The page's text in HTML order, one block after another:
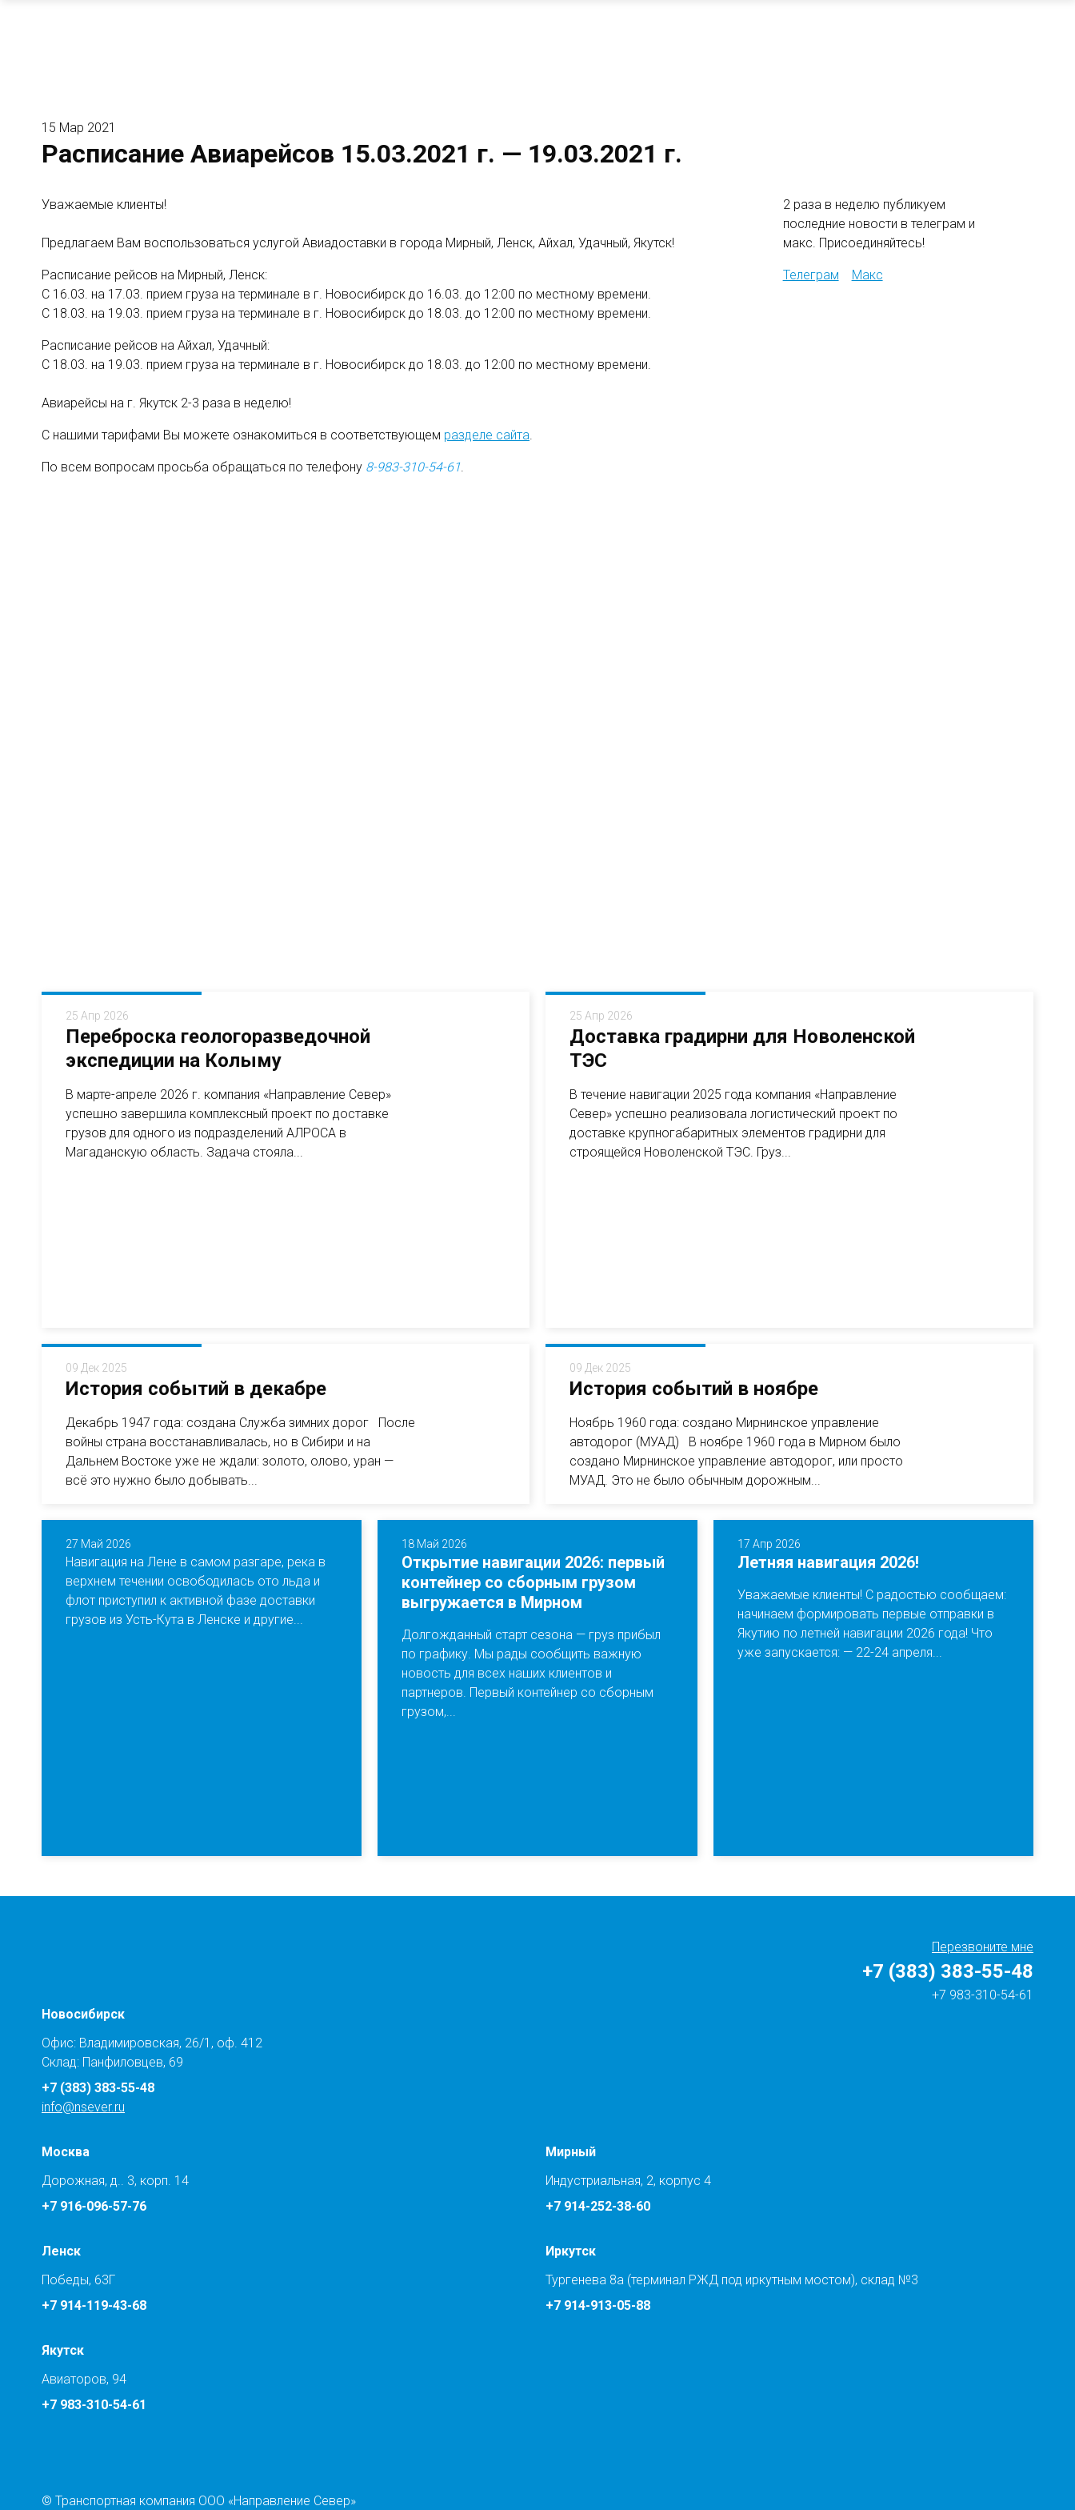
15 Мар 2021
Расписание Авиарейсов 15.03.2021 г. — 19.03.2021 г.
Уважаемые клиенты!
Предлагаем Вам воспользоваться услугой Авиадоставки в города Мирный, Ленск, Айхал, Удачный, Якутск!
Расписание рейсов на Мирный, Ленск:
С 16.03. на 17.03. прием груза на терминале в г. Новосибирск до 16.03. до 12:00 по местному времени.
С 18.03. на 19.03. прием груза на терминале в г. Новосибирск до 18.03. до 12:00 по местному времени.
Расписание рейсов на Айхал, Удачный:
С 18.03. на 19.03. прием груза на терминале в г. Новосибирск до 18.03. до 12:00 по местному времени.
Авиарейсы на г. Якутск 2-3 раза в неделю!
С нашими тарифами Вы можете ознакомиться в соответствующем разделе сайта.
По всем вопросам просьба обращаться по телефону 8-983-310-54-61.
2 раза в неделю публикуем
последние новости в телеграм и
макс. Присоединяйтесь!
Телеграм Макс
25 Апр 2026
Переброска геологоразведочной
экспедиции на Колыму
В марте-апреле 2026 г. компания «Направление Север»
успешно завершила комплексный проект по доставке
грузов для одного из подразделений АЛРОСА в
Магаданскую область. Задача стояла...
25 Апр 2026
Доставка градирни для Новоленской
ТЭС
В течение навигации 2025 года компания «Направление
Север» успешно реализовала логистический проект по
доставке крупногабаритных элементов градирни для
строящейся Новоленской ТЭС. Груз...
09 Дек 2025
История событий в декабре
Декабрь 1947 года: создана Служба зимних дорог После
войны страна восстанавливалась, но в Сибири и на
Дальнем Востоке уже не ждали: золото, олово, уран —
всё это нужно было добывать...
09 Дек 2025
История событий в ноябре
Ноябрь 1960 года: создано Мирнинское управление
автодорог (МУАД) В ноябре 1960 года в Мирном было
создано Мирнинское управление автодорог, или просто
МУАД. Это не было обычным дорожным...
27 Май 2026
Навигация на Лене в самом разгаре, река в
верхнем течении освободилась ото льда и
флот приступил к активной фазе доставки
грузов из Усть-Кута в Ленске и другие...
18 Май 2026
Открытие навигации 2026: первый
контейнер со сборным грузом
выгружается в Мирном
Долгожданный старт сезона — груз прибыл
по графику. Мы рады сообщить важную
новость для всех наших клиентов и
партнеров. Первый контейнер со сборным
грузом,...
17 Апр 2026
Летняя навигация 2026!
Уважаемые клиенты! С радостью сообщаем:
начинаем формировать первые отправки в
Якутию по летней навигации 2026 года! Что
уже запускается: — 22-24 апреля...
Перезвоните мне
+7 (383) 383-55-48
+7 983-310-54-61
Новосибирск
Офис: Владимировская, 26/1, оф. 412
Склад: Панфиловцев, 69
+7 (383) 383-55-48
info@nsever.ru
Москва
Дорожная, д.. 3, корп. 14
+7 916-096-57-76
Мирный
Индустриальная, 2, корпус 4
+7 914-252-38-60
Ленск
Победы, 63Г
+7 914-119-43-68
Иркутск
Тургенева 8а (терминал РЖД под иркутным мостом), склад №3
+7 914-913-05-88
Якутск
Авиаторов, 94
+7 983-310-54-61
© Транспортная компания ООО «Направление Север»